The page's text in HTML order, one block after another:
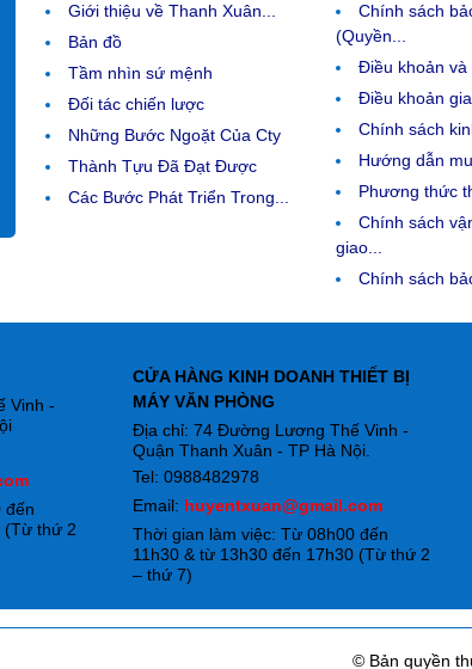
Giới thiệu về Thanh Xuân...
Bản đồ
Tầm nhìn sứ mệnh
Đối tác chiến lược
Những Bước Ngoặt Của Cty
Thành Tựu Đã Đạt Được
Các Bước Phát Triển Trong...
Chính sách
(Quyền...
Điều khoản và
Điều khoản
Chính sách
Hướng dẫn
Phương thức
Chính sách
giao...
Chính sách
Vinh -
đến
(Từ thứ 2
CỬA HÀNG KINH DOANH THIẾT BỊ
MÁY VĂN PHÒNG
Địa chỉ: 74 Đường Lương Thế Vinh -
Quận Thanh Xuân - TP Hà Nội.
Tel: 0988482978
Email: huyentxuan@gmail.com
Thời gian làm việc: Từ 08h00 đến
11h30 & từ 13h30 đến 17h30 (Từ thứ 2
– thứ 7)
© Bản quyền